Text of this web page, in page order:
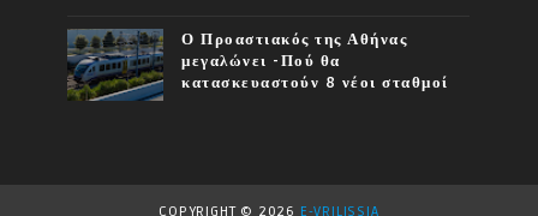
Ο Προαστιακός της Αθήνας
μεγαλώνει -Πού θα
κατασκευαστούν 8 νέοι σταθμοί
COPYRIGHT © 2026 E-VRILISSIA